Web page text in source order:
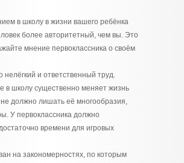
в школу в жизни вашего ребёнка
более авторитетный, чем вы. Это
мнение первоклассника о своём
нелёгкий и ответственный труд.
в школу существенно меняет жизнь
должно лишать её многообразия,
У первоклассника должно
времени для игровых
на закономерностях, по которым